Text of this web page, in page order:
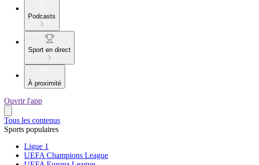
Podcasts
Sport en direct
À proximité
Ouvrir l'app
Tous les contenus
Sports populaires
Ligue 1
UEFA Champions League